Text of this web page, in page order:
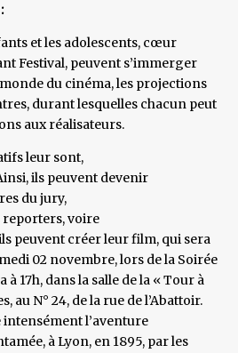
et les adolescents, cœur
Festival, peuvent s’immerger
du cinéma, les projections
durant lesquelles chacun peut
aux réalisateurs.
leur sont,
ils peuvent devenir
du jury,
reporters, voire
peuvent créer leur film, qui sera
02 novembre, lors de la Soirée
17h, dans la salle de la « Tour à
au N° 24, de la rue de l’Abattoir.
l’aventure
à Lyon, en 1895, par les